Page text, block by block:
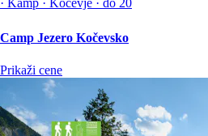
· Kamp · Kočevje · do 20
Camp Jezero Kočevsko
Prikaži cene